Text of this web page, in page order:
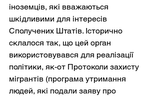
іноземців, які вважаються
шкідливими для інтересів
Сполучених Штатів. Історично
склалося так, що цей орган
використовувався для реалізації
політики, як-от Протоколи захисту
мігрантів (програма утримання
людей, які подали заяву про